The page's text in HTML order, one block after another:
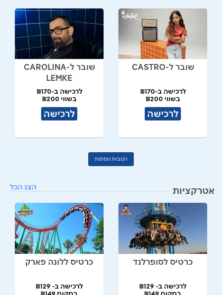
שובר ל-CASTRO
לרכישה ב-₪170
בשווי ₪200
לרכישה
שובר ל-CAROLINA
LEMKE
לרכישה ב-₪170
בשווי ₪200
לרכישה
הטבות נוספות
אטרקציות הצג הכל
כרטיס לסופרלנד
לרכישה ב- ₪129
במקום ₪149
כרטיס ללונה פארק
לרכישה ב- ₪129
במקום ₪149